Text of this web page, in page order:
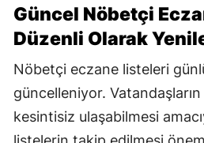
Güncel Nöbetçi
Düzenli Olarak
Nöbetçi eczane listeleri
güncelleniyor.
kesintisiz ulaşabilmesi